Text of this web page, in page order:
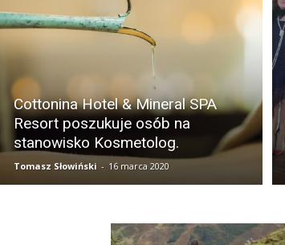
Cottonina Hotel & Mineral SPA
Resort poszukuje osób na
stanowisko Kosmetolog.
Tomasz Słowiński - 16 marca 2020